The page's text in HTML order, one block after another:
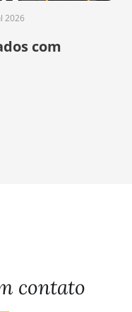
2026
com
contato